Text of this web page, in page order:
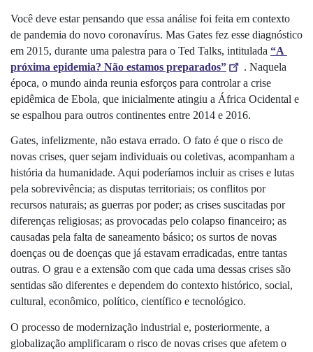
Você deve estar pensando que essa análise foi feita em contexto
de pandemia do novo coronavírus. Mas Gates fez esse diagnóstico
em 2015, durante uma palestra para o Ted Talks, intitulada “A
próxima epidemia? Não estamos preparados”
. Naquela
época, o mundo ainda reunia esforços para controlar a crise
epidêmica de Ebola, que inicialmente atingiu a África Ocidental e
se espalhou para outros continentes entre 2014 e 2016.
Gates, infelizmente, não estava errado. O fato é que o risco de
novas crises, quer sejam individuais ou coletivas, acompanham a
história da humanidade. Aqui poderíamos incluir as crises e lutas
pela sobrevivência; as disputas territoriais; os conflitos por
recursos naturais; as guerras por poder; as crises suscitadas por
diferenças religiosas; as provocadas pelo colapso financeiro; as
causadas pela falta de saneamento básico; os surtos de novas
doenças ou de doenças que já estavam erradicadas, entre tantas
outras. O grau e a extensão com que cada uma dessas crises são
sentidas são diferentes e dependem do contexto histórico, social,
cultural, econômico, político, científico e tecnológico.
O processo de modernização industrial e, posteriormente, a
globalização amplificaram o risco de novas crises que afetem o